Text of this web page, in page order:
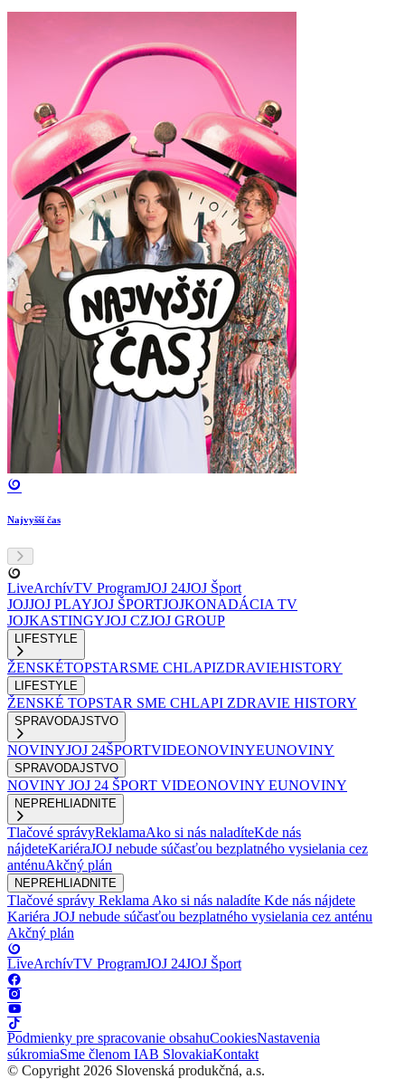
Najvyšší čas
LiveArchívTV ProgramJOJ 24JOJ Šport
JOJJOJ PLAYJOJ ŠPORTJOJKONADÁCIA TV
JOJKASTINGYJOJ CZJOJ GROUP
LIFESTYLE
ŽENSKÉTOPSTARSME CHLAPIZDRAVIEHISTORY
LIFESTYLE
ŽENSKÉ TOPSTAR SME CHLAPI ZDRAVIE HISTORY
SPRAVODAJSTVO
NOVINYJOJ 24ŠPORTVIDEONOVINYEUNOVINY
SPRAVODAJSTVO
NOVINY JOJ 24 ŠPORT VIDEONOVINY EUNOVINY
NEPREHLIADNITE
Tlačové správyReklamaAko si nás naladíteKde nás
nájdeteKariéraJOJ nebude súčasťou bezplatného vysielania cez
anténuAkčný plán
NEPREHLIADNITE
Tlačové správy Reklama Ako si nás naladíte Kde nás nájdete
Kariéra JOJ nebude súčasťou bezplatného vysielania cez anténu
Akčný plán
LiveArchívTV ProgramJOJ 24JOJ Šport
Podmienky pre spracovanie obsahuCookiesNastavenia
súkromiaSme členom IAB SlovakiaKontakt
© Copyright 2026 Slovenská produkčná, a.s.